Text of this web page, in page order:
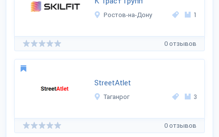
Ростов-на-Дону 1
0 отзывов
StreetAtlet
Таганрог 3
0 отзывов